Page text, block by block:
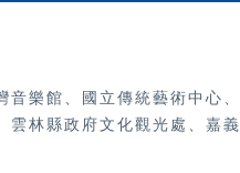
樂館、國立傳統藝術中心、
雲林縣政府文化觀光處、嘉義